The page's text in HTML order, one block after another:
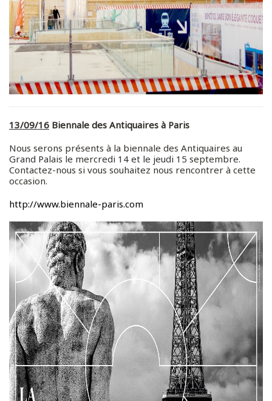
13/09/16 Biennale des Antiquaires à Paris
Nous serons présents à la biennale des Antiquaires au
Grand Palais le mercredi 14 et le jeudi 15 septembre.
Contactez-nous si vous souhaitez nous rencontrer à cette
occasion.
http://www.biennale-paris.com